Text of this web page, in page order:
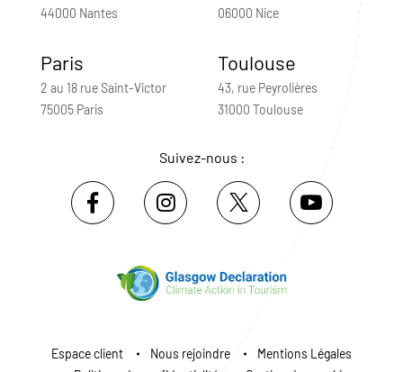
44000 Nantes
06000 Nice
Paris
2 au 18 rue Saint-Victor
75005 Paris
Toulouse
43, rue Peyrolières
31000 Toulouse
Suivez-nous :
Espace client Nous rejoindre
Mentions Légales